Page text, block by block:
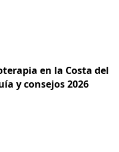
en la Costa del
y consejos 2026